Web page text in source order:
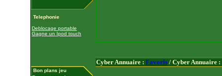
Telephonie
Deblocage portable
Gagne un Ipod touch
Bon plans jeu
Cyber Annuaire : Favoris / Cyber Annuaire :